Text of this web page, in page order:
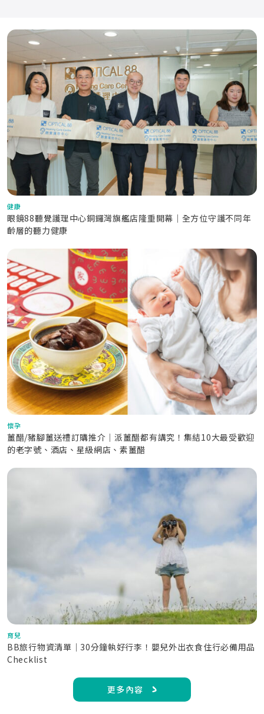
健康
眼鏡88聽覺護理中心銅鑼灣旗艦店隆重開幕｜全方位守護不同年
齡層的聽力健康
懷孕
薑醋/豬腳薑送禮訂購推介｜派薑醋都有講究！集結10大最受歡迎
的老字號、酒店、星級網店、素薑醋
育兒
BB旅行物資清單｜30分鐘執好行李！嬰兒外出衣食住行必備用品
Checklist
更多內容